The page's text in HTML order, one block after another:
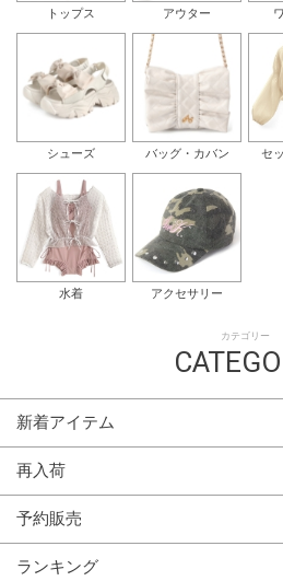
トップス アウター
シューズ バッグ・カバン セ
水着 アクセサリー
カテゴリー
新着アイテム
再入荷
予約販売
ランキング